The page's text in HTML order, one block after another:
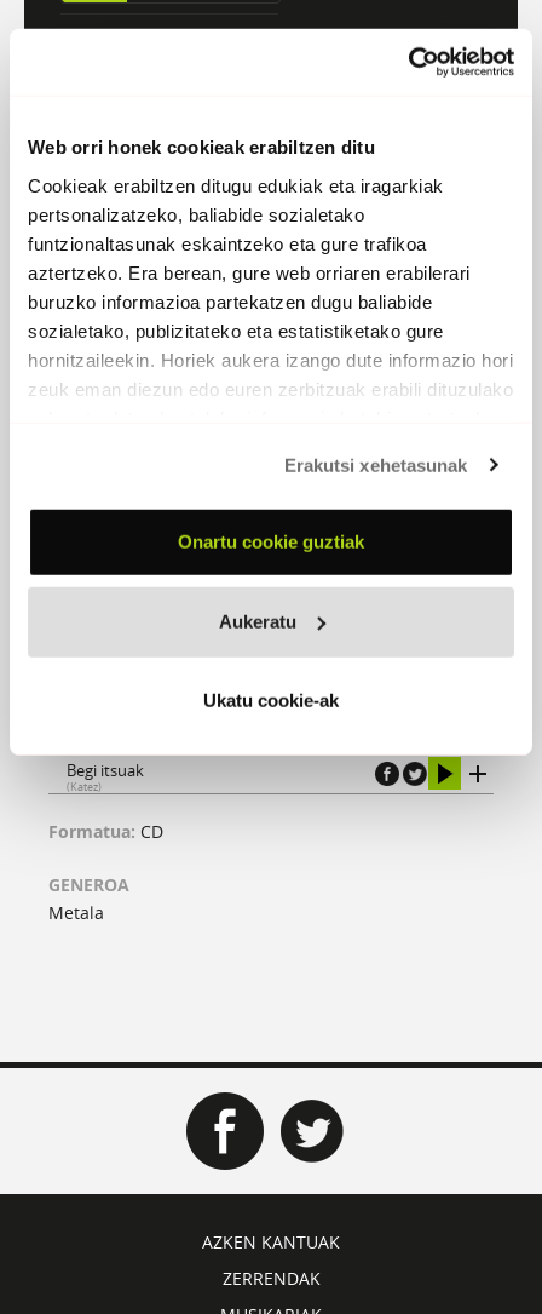
Web orri honek cookieak erabiltzen ditu
Cookieak erabiltzen ditugu edukiak eta iragarkiak
pertsonalizatzeko, baliabide sozialetako
funtzionaltasunak eskaintzeko eta gure trafikoa
aztertzeko. Era berean, gure web orriaren erabilerari
buruzko informazioa partekatzen dugu baliabide
sozialetako, publizitateko eta estatistiketako gure
hornitzaileekin. Horiek aukera izango dute informazio hori
zeuk eman diezun edo euren zerbitzuak erabili dituzulako
Erakutsi xehetasunak
Onartu cookie guztiak
Aukeratu
Ukatu cookie-ak
Atzera
BEGI ITSUAK
2016 - Egilea editore
Begi itsuak
(Katez)
Formatua: CD
GENEROA
Metala
AZKEN KANTUAK
ZERRENDAK